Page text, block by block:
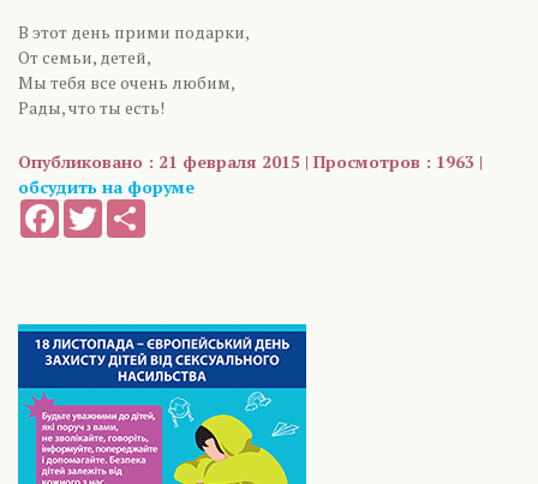
В этот день прими подарки,
От семьи, детей,
Мы тебя все очень любим,
Рады, что ты есть!
Опубликовано : 21 февраля 2015 | Просмотров : 1963 |
обсудить на форуме
FacebookTwitter